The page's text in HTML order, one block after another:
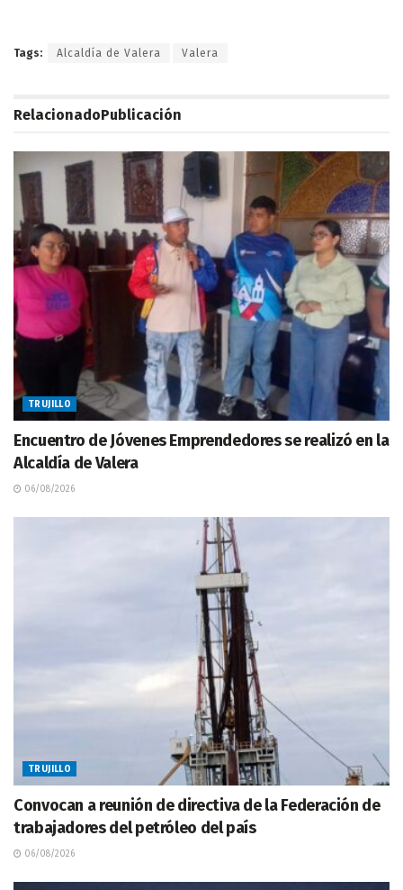
Tags: Alcaldía de Valera Valera
RelacionadoPublicación
TRUJILLO
Encuentro de Jóvenes Emprendedores se realizó en la
Alcaldía de Valera
06/08/2026
TRUJILLO
Convocan a reunión de directiva de la Federación de
trabajadores del petróleo del país
06/08/2026